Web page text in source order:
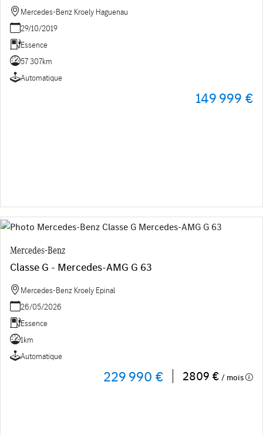
Mercedes-Benz Kroely Haguenau
29/10/2019
Essence
57 307km
Automatique
149 999 €
Mercedes-Benz
Classe G - Mercedes-AMG G 63
Mercedes-Benz Kroely Epinal
26/05/2026
Essence
1km
Automatique
229 990 € 2809 € / mois